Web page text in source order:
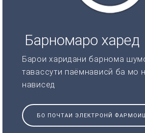
Барномаро харед
Барои харидани барнома
тавассути паёмнависӣ ба мо
нависед
БО ПОЧТАИ ЭЛЕКТРОНӢ